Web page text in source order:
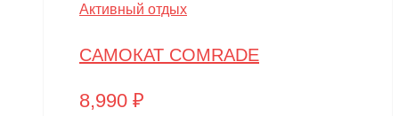
Активный отдых
САМОКАТ COMRADE
8,990 ₽